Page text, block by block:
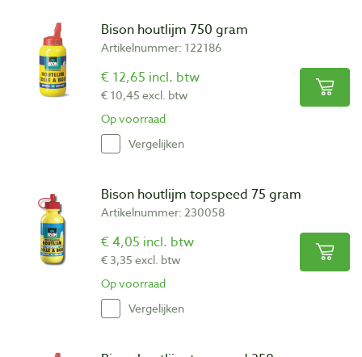
Bison houtlijm 750 gram
Artikelnummer: 122186
€ 12,65 incl. btw
€ 10,45 excl. btw
Op voorraad
Vergelijken
Bison houtlijm topspeed 75 gram
Artikelnummer: 230058
€ 4,05 incl. btw
€ 3,35 excl. btw
Op voorraad
Vergelijken